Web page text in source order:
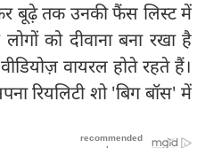
बूढ़े तक उनकी फैंस लिस्ट में
को दीवाना बना रखा है
वायरल होते रहते हैं।
रियलिटी शो 'बिग बॉस' में